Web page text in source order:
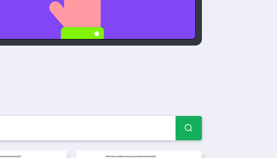
опросов — Примеры и
Шаблон опроса по обратной связи о общественном